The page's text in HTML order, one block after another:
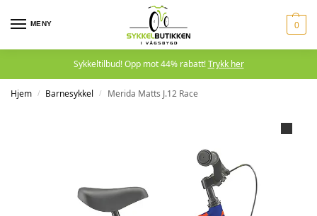
MENY 0
Sykkeltilbud! Opp mot 44% rabatt!Trykk her
Hjem / Barnesykkel / Merida Matts J.12 Race